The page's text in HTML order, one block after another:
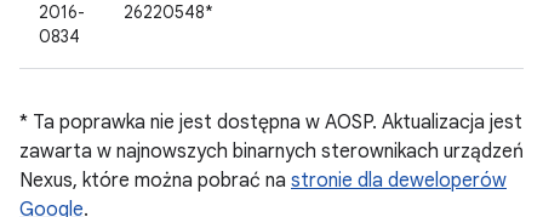
2016-
0834
26220548*
* Ta poprawka nie jest dostępna w AOSP. Aktualizacja jest
zawarta w najnowszych binarnych sterownikach urządzeń
Nexus, które można pobrać na stronie dla deweloperów
Google.